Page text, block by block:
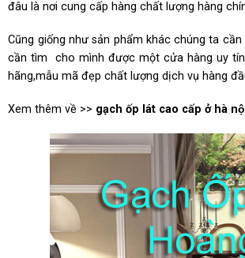
đâu là nơi cung cấp hàng chất lượng hàng
Cũng giống như sản phẩm khác chúng ta
cần tìm cho mình được một cửa hàng uy
hãng,mẫu mã đẹp chất lượng dịch vụ hàng
Xem thêm về >> gạch ốp lát cao cấp ở hà